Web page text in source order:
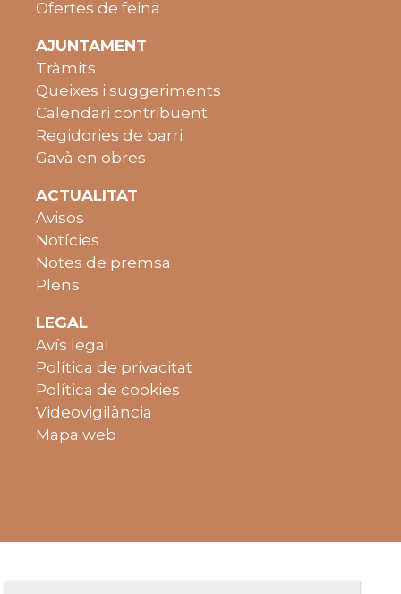
Ofertes de feina
AJUNTAMENT
Tràmits
Queixes i suggeriments
Calendari contribuent
Regidories de barri
Gavà en obres
ACTUALITAT
Avisos
Notícies
Notes de premsa
Plens
LEGAL
Avís legal
Política de privacitat
Política de cookies
Videovigilància
Mapa web